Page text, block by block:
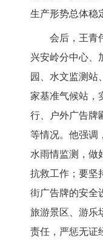
生产形势总体稳
会后，王青
兴安岭分中心、
园、水文监测站
家基准气候站，
行、
户外广告牌
等情况。他强调
水雨情监测，做
抗救工作；要坚
街广告牌的安全
旅游景区、游乐
责任，严惩无证